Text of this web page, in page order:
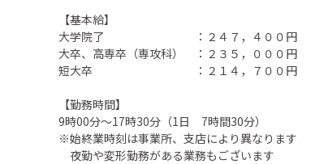
【基本給】
大学院了 ：２４７，４００円
大卒、高専卒（専攻科） ：２３５，０００円
短大卒 ：２１４，７００円
【勤務時間】
9時00分～17時30分（1日 7時間30分）
※始終業時刻は事業所、支店により異なります
夜勤や変形勤務がある業務もございます